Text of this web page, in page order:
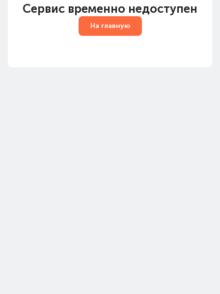
Сервис временно недоступен
На главную